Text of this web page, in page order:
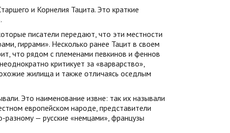
и Корнелия Тацита. Это краткие
писатели передают, что эти местности
гиррами». Несколько ранее Тацит в своем
что рядом с племенами певкинов и феннов
критикует за «варварство»,
жилища и также отличаясь оседлым
Это наименование извне: так их называли
европейском народе, представители
— русские «немцами», французы